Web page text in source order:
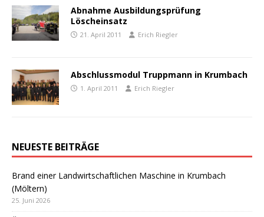
Abnahme Ausbildungsprüfung
Löscheinsatz
21. April 2011 Erich Riegler
Abschlussmodul Truppmann in Krumbach
1. April 2011 Erich Riegler
NEUESTE BEITRÄGE
Brand einer Landwirtschaftlichen Maschine in Krumbach
(Möltern)
25. Juni 2026